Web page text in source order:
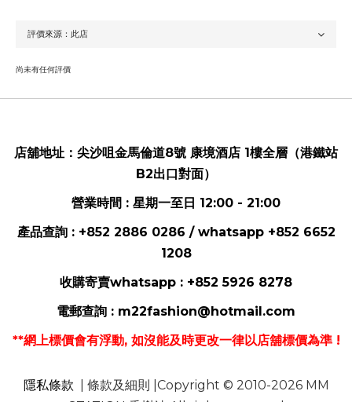
尚未有任何評價
店舖地址： 尖沙咀金馬倫道8號 康境酒店 1樓全層（港鐵站
B2出口對面）
營業時間 : 星期一至日 12:00 - 21:00
產品查詢 : +852 2886 0286 / whatsapp +852 6652
1208
收購寄賣whatsapp : +852 5926 8278
電郵查詢 : m22fashion@hotmail.com
**網上標價會有浮動, 如沒能及時更改一律以店舖標價為準 !
隱私條款
| 條款及細則 |Copyright © 2010-2026 MM